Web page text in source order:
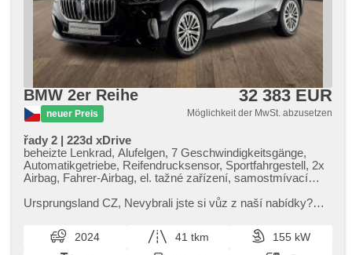
BMW 2er Reihe
neuer Preis
32 383 EUR
Möglichkeit der MwSt. abzusetzen
řady 2 | 223d xDrive
beheizte Lenkrad, Alufelgen, 7 Geschwindigkeitsgänge,
Automatikgetriebe, Reifendrucksensor, Sportfahrgestell, 2x
Airbag, Fahrer-Airbag, el. tažné zařízení, samostmívací
ostřikovačů čelního skla, beheizte Spiegel, paměť nastavení
höheneinstellbare Sitze, Sportsitze, beheizte Sitze,
Vorderlichter LED, Schaltflutlicht, automatické přepínání
Ursprungsland CZ,​ Nevybrali jste si vůz z naší nabídky?
dovoz vozu na zakáz...
2024 41 tkm
155 kW